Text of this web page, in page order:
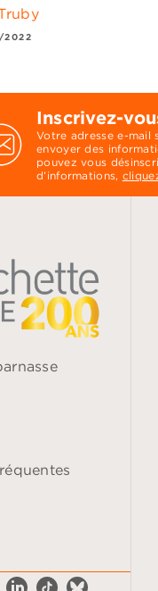
Inscrivez-
Votre adresse e-mail
envoyer des
pouvez vous
d’informations,